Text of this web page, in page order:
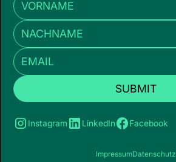
Instagram LinkedIn Facebook
ImpressumDatenschutz